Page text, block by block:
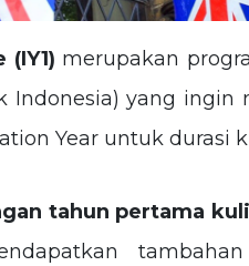
merupakan
Indonesia) yang ingin
Year untuk durasi
tahun pertama